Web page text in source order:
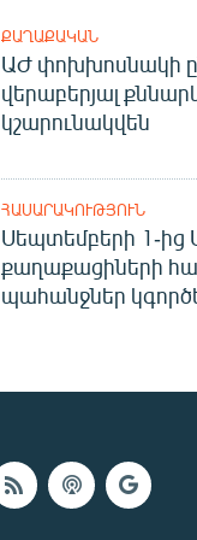
ՔԱՂԱՔԱԿԱՆ
ԱԺ փոխխոսնակի
վերաբերյալ
կշարունակվեն
ՀԱՍԱՐԱԿՈՒԹՅՈՒՆ
Սեպտեմբերի 1-ից
քաղաքացիների
պահանջներ